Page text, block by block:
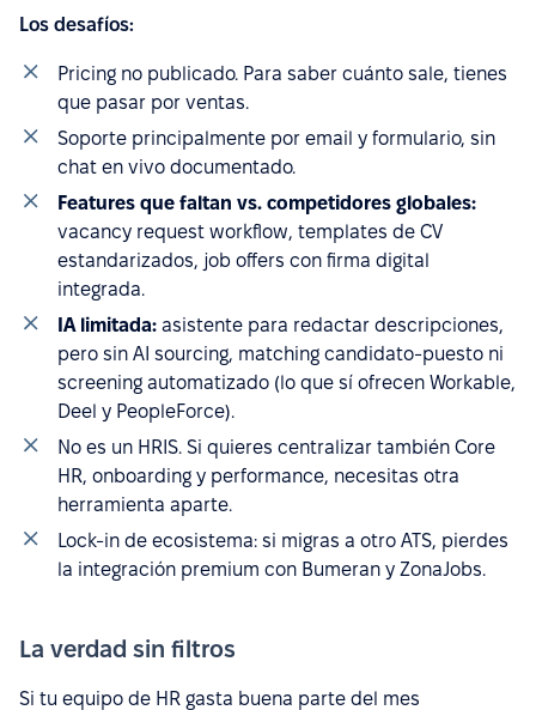
Los desafíos:
Pricing no publicado. Para saber cuánto sale, tienes
que pasar por ventas.
Soporte principalmente por email y formulario, sin
chat en vivo documentado.
Features que faltan vs. competidores globales:
vacancy request workflow, templates de CV
estandarizados, job offers con firma digital
integrada.
IA limitada: asistente para redactar descripciones,
pero sin AI sourcing, matching candidato-puesto ni
screening automatizado (lo que sí ofrecen Workable,
Deel y PeopleForce).
No es un HRIS. Si quieres centralizar también Core
HR, onboarding y performance, necesitas otra
herramienta aparte.
Lock-in de ecosistema: si migras a otro ATS, pierdes
la integración premium con Bumeran y ZonaJobs.
La verdad sin filtros
Si tu equipo de HR gasta buena parte del mes